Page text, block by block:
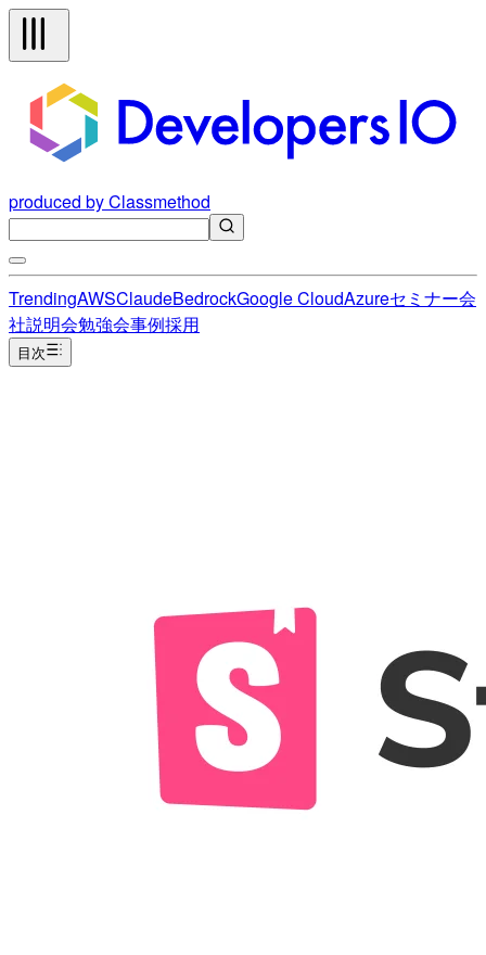
produced by Classmethod
TrendingAWSClaudeBedrockGoogle CloudAzureセミナー会
社説明会勉強会事例採用
目次